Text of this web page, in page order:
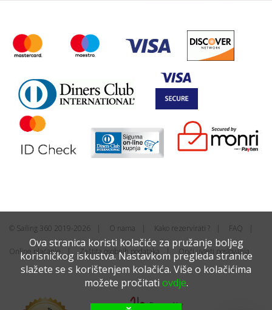
© Sailing 360 2019-2026 O nama Kako rezervirati ? FAQ
Online plaćanje Zaštita osobnih podataka Opći uvjeti poslovanja
Ova stranica koristi kolačiće za pružanje boljeg
korisničkog iskustva. Nastavkom pregleda stranice
slažete se s korištenjem kolačića. Više o kolačićima
možete pročitati ovdje.